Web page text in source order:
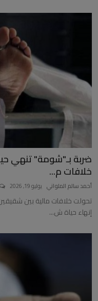
ضربة بـ"شومة" تنهي
خلافات م...
أحمد سالم الملواني يوليو 19, 2026
تحولت خلافات مالية بين
إنهاء حياة ش...